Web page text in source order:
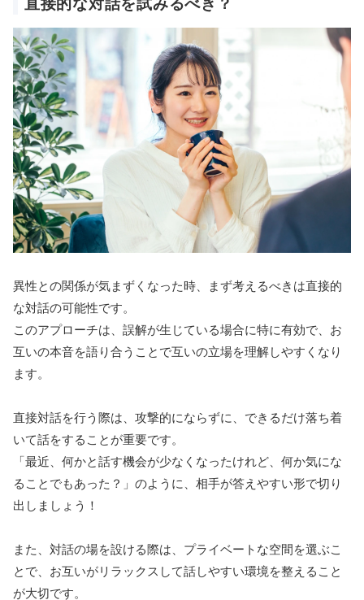
異性との関係が気まずくなった時、まず考えるべきは直接的
な対話の可能性です。
このアプローチは、誤解が生じている場合に特に有効で、お
互いの本音を語り合うことで互いの立場を理解しやすくなり
ます。
直接対話を行う際は、攻撃的にならずに、できるだけ落ち着
いて話をすることが重要です。
「最近、何かと話す機会が少なくなったけれど、何か気にな
ることでもあった？」のように、相手が答えやすい形で切り
出しましょう！
また、対話の場を設ける際は、プライベートな空間を選ぶこ
とで、お互いがリラックスして話しやすい環境を整えること
が大切です。